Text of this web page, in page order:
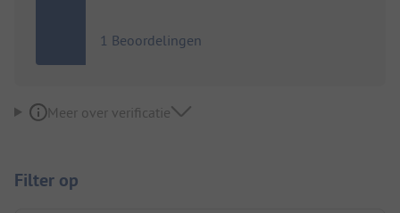
1 Beoordelingen
Meer over verificatie
Filter op